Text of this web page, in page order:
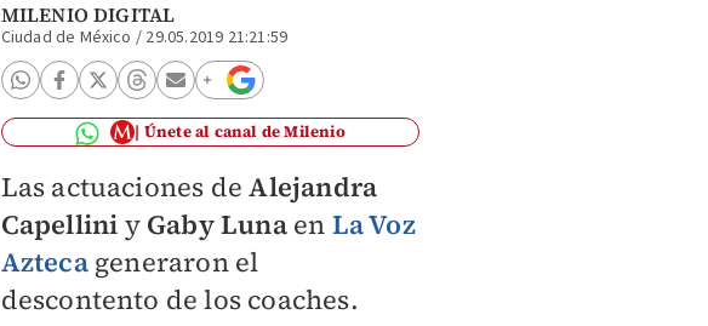
MILENIO DIGITAL
Ciudad de México / 29.05.2019 21:21:59
Únete al canal de Milenio
Las actuaciones deAlejandra
Capellini y Gaby Lunaen La Voz
Aztecageneraron el
descontento de los coaches.